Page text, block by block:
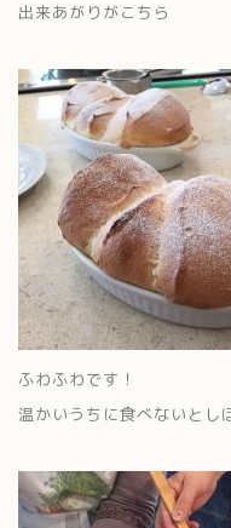
出来あがりがこちら
ふわふわです！
温かいうちに食べないとし